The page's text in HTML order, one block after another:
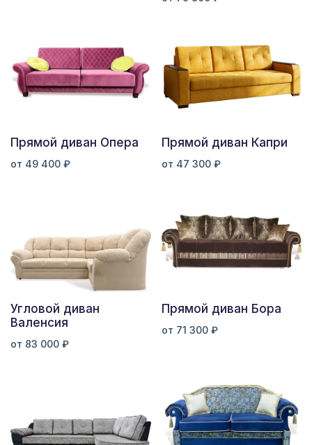
Прямой диван Опера
от 49 400 ₽
Прямой диван Капри
от 47 300 ₽
Угловой диван
Валенсия
от 83 000 ₽
Прямой диван Бора
от 71 300 ₽